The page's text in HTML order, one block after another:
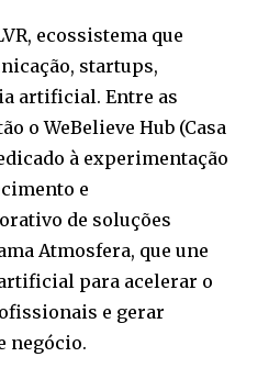
ecossistema que
startups,
artificial. Entre as
o WeBelieve Hub (Casa
à experimentação
e
de soluções
Atmosfera, que une
para acelerar o
e gerar
negócio.